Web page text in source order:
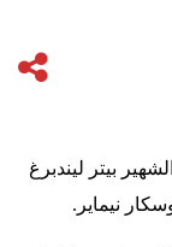
بيتر ليندبرغ
نيماير .